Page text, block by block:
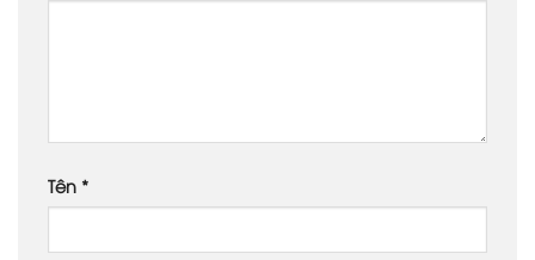
Tên *